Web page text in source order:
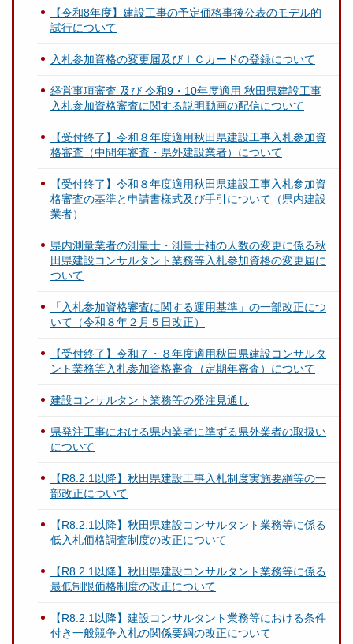
【令和8年度】建設工事の予定価格事後公表のモデル的
試行について
入札参加資格の変更届及びＩＣカードの登録について
経営事項審査 及び 令和9・10年度適用 秋田県建設工事
入札参加資格審査に関する説明動画の配信について
【受付終了】令和８年度適用秋田県建設工事入札参加資
格審査（中間年審査・県外建設業者）について
【受付終了】令和８年度適用秋田県建設工事入札参加資
格審査の基準と申請書様式及び手引について（県内建設
業者）
県内測量業者の測量士・測量士補の人数の変更に係る秋
田県建設コンサルタント業務等入札参加資格の変更届に
ついて
「入札参加資格審査に関する運用基準」の一部改正につ
いて（令和８年２月５日改正）
【受付終了】令和７・８年度適用秋田県建設コンサルタ
ント業務等入札参加資格審査（定期年審査）について
建設コンサルタント業務等の発注見通し
県発注工事における県内業者に準ずる県外業者の取扱い
について
【R8.2.1以降】秋田県建設工事入札制度実施要綱等の一
部改正について
【R8.2.1以降】秋田県建設コンサルタント業務等に係る
低入札価格調査制度の改正について
【R8.2.1以降】秋田県建設コンサルタント業務等に係る
最低制限価格制度の改正について
【R8.2.1以降】建設コンサルタント業務等における条件
付き一般競争入札の関係要綱の改正について